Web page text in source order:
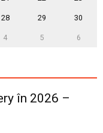
28 29 30
4 5 6
în 2026 –